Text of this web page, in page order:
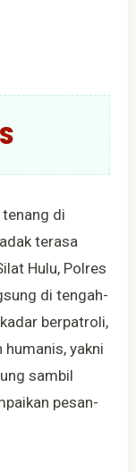
tenang di
terasa
Hulu, Polres
di tengah-
berpatroli,
yakni
sambil
pesan-